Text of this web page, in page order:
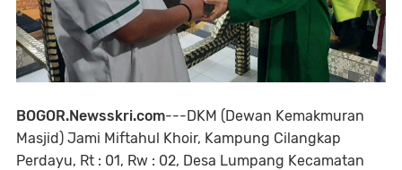
BOGOR.Newsskri.com---DKM (Dewan Kemakmuran
Masjid) Jami Miftahul Khoir, Kampung Cilangkap
Perdayu, Rt : 01, Rw : 02, Desa Lumpang Kecamatan